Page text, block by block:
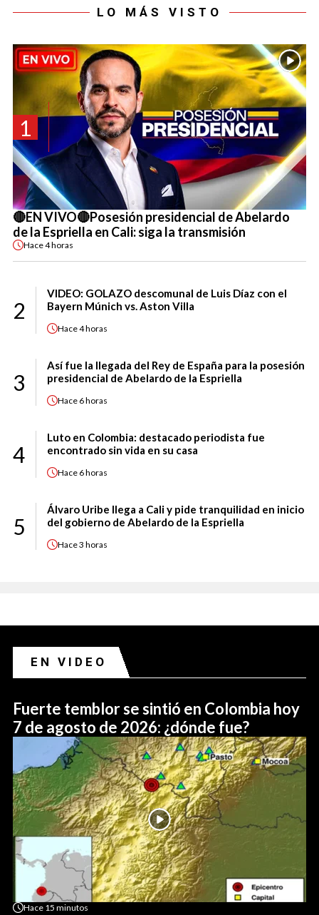
LO MÁS VISTO
1
🔴EN VIVO🔴Posesión presidencial de Abelardo
de la Espriella en Cali: siga la transmisión
Hace4 horas
2
VIDEO: GOLAZO descomunal de Luis Díaz con el
Bayern Múnich vs. Aston Villa
Hace4 horas
3
Así fue la llegada del Rey de España para la posesión
presidencial de Abelardo de la Espriella
Hace 6 horas
4
Luto en Colombia: destacado periodista fue
encontrado sin vida en su casa
Hace 6 horas
5
Álvaro Uribe llega a Cali y pide tranquilidad en inicio
del gobierno de Abelardo de la Espriella
Hace3 horas
EN VIDEO
Fuerte temblor se sintió en Colombia hoy
7 de agosto de 2026: ¿dónde fue?
Hace 15 minutos